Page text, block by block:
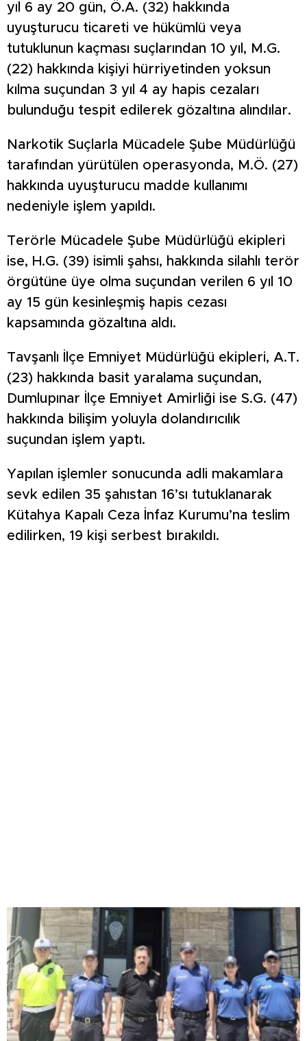
yıl 6 ay 20 gün, Ö.A. (32) hakkında
uyuşturucu ticareti ve hükümlü veya
tutuklunun kaçması suçlarından 10 yıl, M.G.
(22) hakkında kişiyi hürriyetinden yoksun
kılma suçundan 3 yıl 4 ay hapis cezaları
bulunduğu tespit edilerek gözaltına alındılar.
Narkotik Suçlarla Mücadele Şube Müdürlüğü
tarafından yürütülen operasyonda, M.Ö. (27)
hakkında uyuşturucu madde kullanımı
nedeniyle işlem yapıldı.
Terörle Mücadele Şube Müdürlüğü ekipleri
ise, H.G. (39) isimli şahsı, hakkında silahlı terör
örgütüne üye olma suçundan verilen 6 yıl 10
ay 15 gün kesinleşmiş hapis cezası
kapsamında gözaltına aldı.
Tavşanlı İlçe Emniyet Müdürlüğü ekipleri, A.T.
(23) hakkında basit yaralama suçundan,
Dumlupınar İlçe Emniyet Amirliği ise S.G. (47)
hakkında bilişim yoluyla dolandırıcılık
suçundan işlem yaptı.
Yapılan işlemler sonucunda adli makamlara
sevk edilen 35 şahıstan 16’sı tutuklanarak
Kütahya Kapalı Ceza İnfaz Kurumu’na teslim
edilirken, 19 kişi serbest bırakıldı.